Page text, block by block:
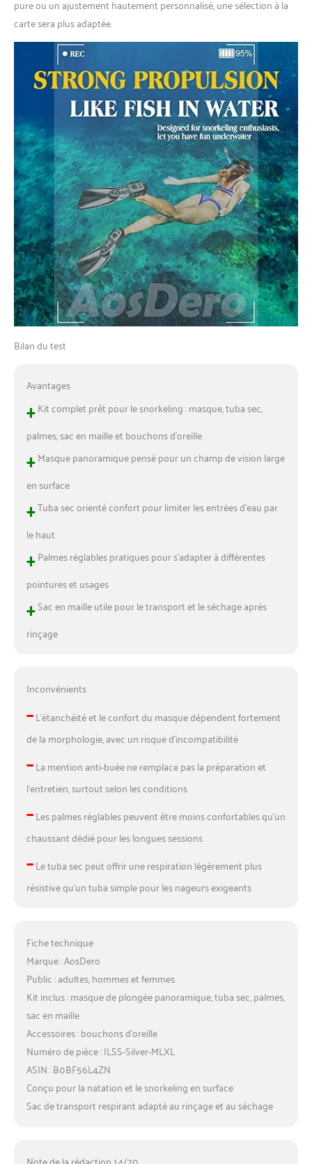
pure ou un ajustement hautement personnalisé, une sélection à la
carte sera plus adaptée.
Bilan du test
Avantages
+Kit complet prêt pour le snorkeling : masque, tuba sec,
palmes, sac en maille et bouchons d’oreille
+Masque panoramique pensé pour un champ de vision large
en surface
+Tuba sec orienté confort pour limiter les entrées d’eau par
le haut
+Palmes réglables pratiques pour s’adapter à différentes
pointures et usages
+Sac en maille utile pour le transport et le séchage après
rinçage
Inconvénients
–L’étanchéité et le confort du masque dépendent fortement
de la morphologie, avec un risque d’incompatibilité
–La mention anti-buée ne remplace pas la préparation et
l’entretien, surtout selon les conditions
–Les palmes réglables peuvent être moins confortables qu’un
chaussant dédié pour les longues sessions
–Le tuba sec peut offrir une respiration légèrement plus
résistive qu’un tuba simple pour les nageurs exigeants
Fiche technique
Marque : AosDero
Public : adultes, hommes et femmes
Kit inclus : masque de plongée panoramique, tuba sec, palmes,
sac en maille
Accessoires : bouchons d’oreille
Numéro de pièce : JLSS-Silver-MLXL
ASIN : B0BF56L4ZN
Conçu pour la natation et le snorkeling en surface
Sac de transport respirant adapté au rinçage et au séchage